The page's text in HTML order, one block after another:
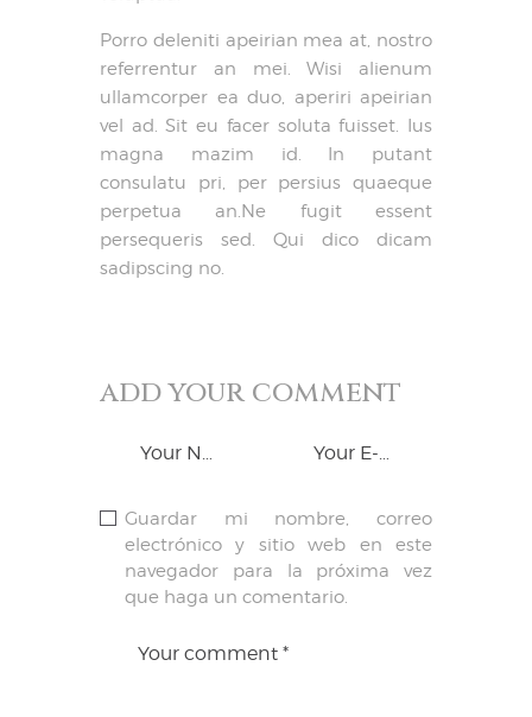
Porro deleniti apeirian mea at, nostro
referrentur an mei. Wisi alienum
ullamcorper ea duo, aperiri apeirian
vel ad. Sit eu facer soluta fuisset. Ius
magna mazim id. In putant
consulatu pri, per persius quaeque
perpetua an.Ne fugit essent
persequeris sed. Qui dico dicam
sadipscing no.
add your comment
Guardar mi nombre, correo
electrónico y sitio web en este
navegador para la próxima vez
que haga un comentario.